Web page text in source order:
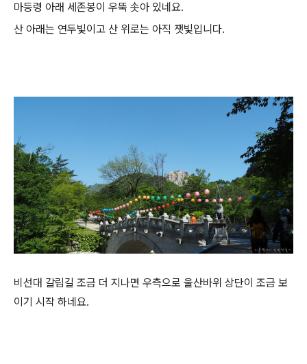
마등령 아래 세존봉이 우뚝 솟아 있네요.
산 아래는 연두빛이고 산 위로는 아직 잿빛입니다.
비선대 갈림길 조금 더 지나면 우측으로 울산바위 상단이 조금 보
이기 시작 하네요.